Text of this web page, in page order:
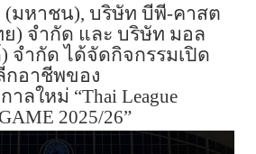
(มหาชน), บริษัท บีพี-คาสต
ย) จำกัด และ บริษัท มอล
) จำกัด ได้จัดกิจกรรมเปิด
อาชีพของ
าลใหม่ “Thai League
2025/26”